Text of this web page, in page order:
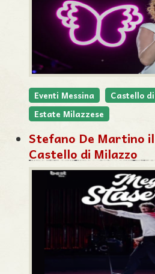
Eventi Messina
Castello
Estate Milazzese
Stefano De Martino
Castello di Milazzo